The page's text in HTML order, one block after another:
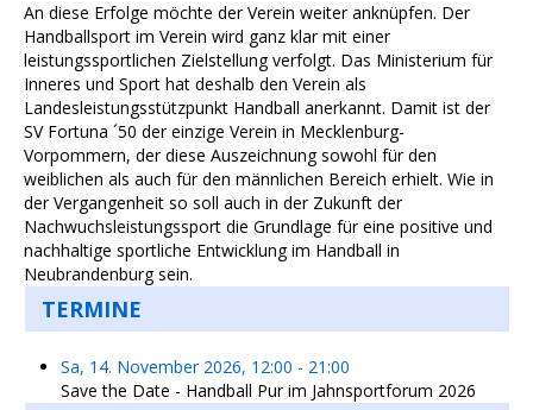
An diese Erfolge möchte der Verein weiter anknüpfen. Der
Handballsport im Verein wird ganz klar mit einer
leistungssportlichen Zielstellung verfolgt. Das Ministerium für
Inneres und Sport hat deshalb den Verein als
Landesleistungsstützpunkt Handball anerkannt. Damit ist der
SV Fortuna ´50 der einzige Verein in Mecklenburg-
Vorpommern, der diese Auszeichnung sowohl für den
weiblichen als auch für den männlichen Bereich erhielt. Wie in
der Vergangenheit so soll auch in der Zukunft der
Nachwuchsleistungssport die Grundlage für eine positive und
nachhaltige sportliche Entwicklung im Handball in
Neubrandenburg sein.
TERMINE
Sa, 14. November 2026, 12:00 - 21:00
Save the Date - Handball Pur im Jahnsportforum 2026